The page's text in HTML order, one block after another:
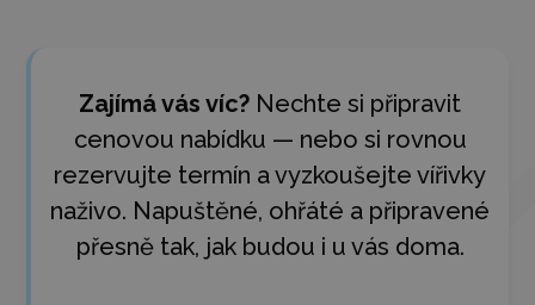
Zajímá vás víc? Nechte si připravit
cenovou nabídku — nebo si rovnou
rezervujte termín a vyzkoušejte vířivky
naživo. Napuštěné, ohřáté a připravené
přesně tak, jak budou i u vás doma.